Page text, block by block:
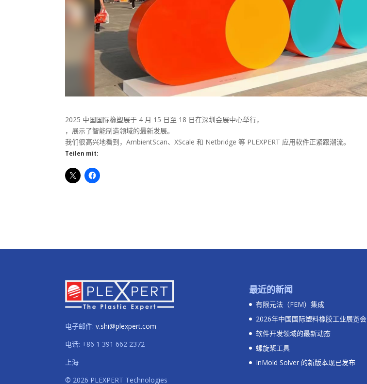
2025 中国国际橡塑展于 4 月 15 日至 18 日在深圳会展中心举行，
，展示了智能制造领域的最新发展。
我们很高兴地看到，AmbientScan、XScale 和 Netbridge 等 PLEXPERT 应用软件正紧跟潮流。
Teilen mit:
电子邮件:v.shi@plexpert.com
电话: +86 1 391 662 2372
上海
© 2026 PLEXPERT Technologies
最近的新闻
有限元法（FEM）集成
2026年中国国际塑料橡胶工业展览会
软件开发领域的最新动态
螺旋桨工具
InMold Solver 的新版本现已发布